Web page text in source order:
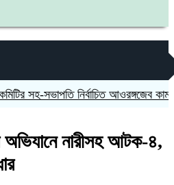
নির্বাচিত আওরঙ্গজেব কামাল
অভিযানে নারীসহ আটক-৪,